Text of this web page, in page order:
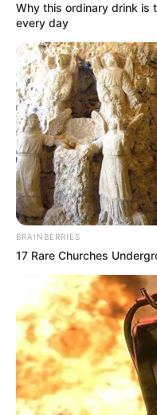
Why this ordinary drink is
every day
BRAINBERRIES
17 Rare Churches